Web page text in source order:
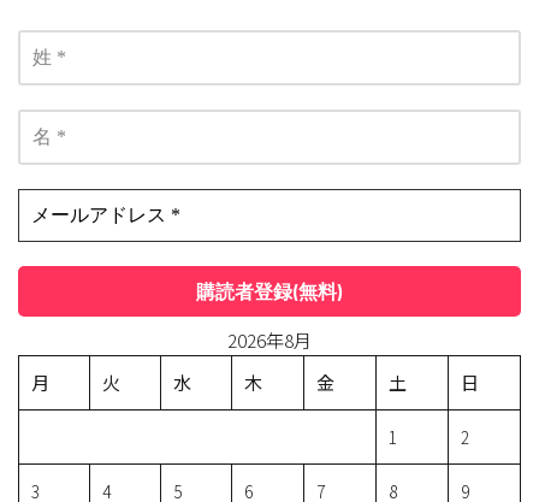
2026年8月
月
火 水 木 金 土 日
1 2
3 4 5 6 7 8 9